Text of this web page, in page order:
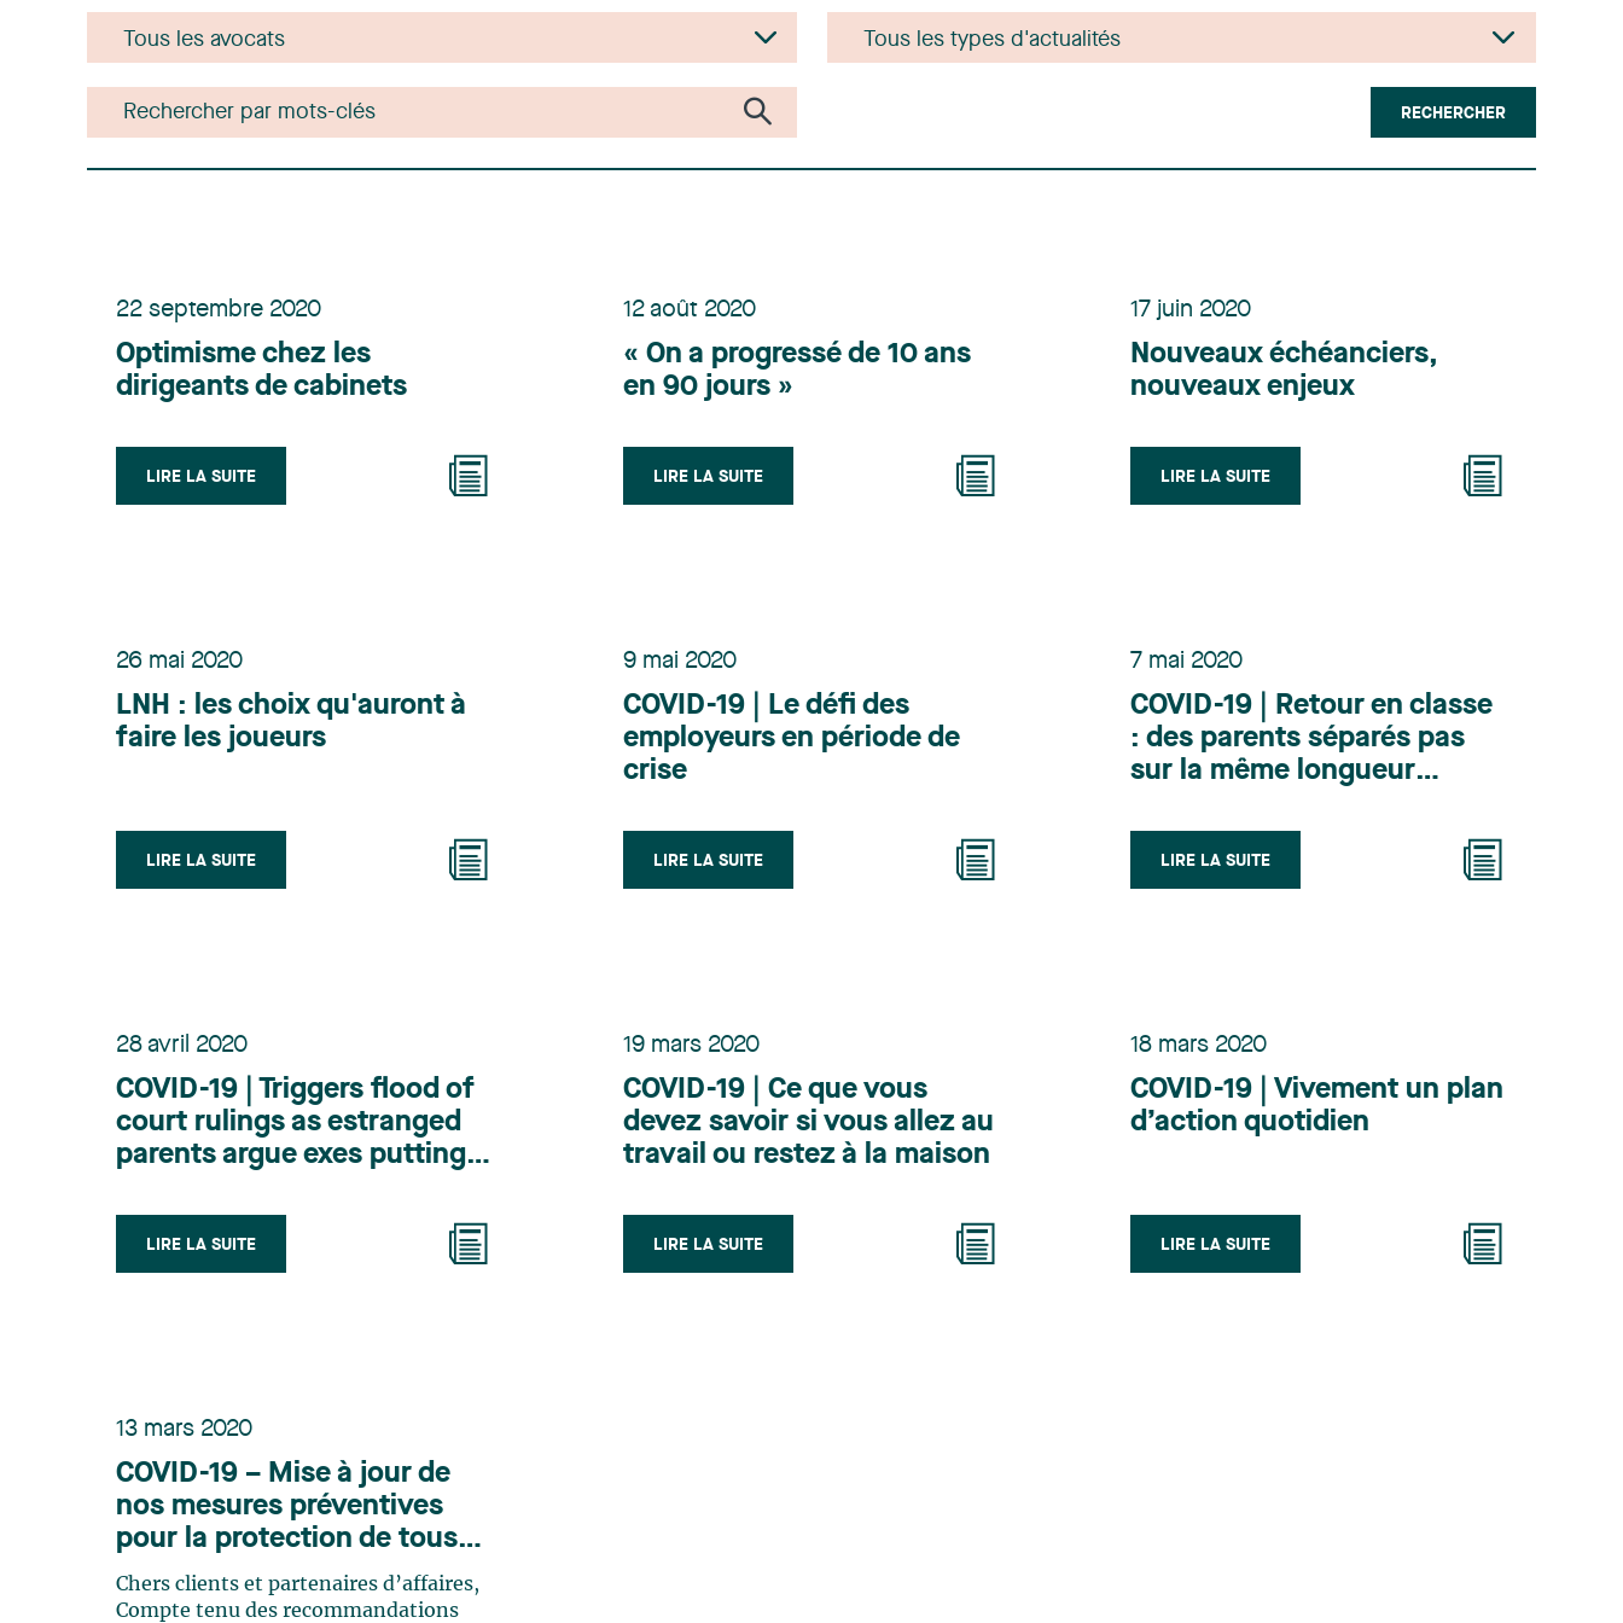
RECHERCHER
22 septembre 2020
Optimisme chez les
dirigeants de cabinets
LIRE LA SUITE
12 août 2020
« On a progressé de 10 ans
en 90 jours »
LIRE LA SUITE
17 juin 2020
Nouveaux échéanciers,
nouveaux enjeux
LIRE LA SUITE
26 mai 2020
LNH : les choix qu'auront à
faire les joueurs
LIRE LA SUITE
9 mai 2020
COVID-19 | Le défi des
employeurs en période de
crise
LIRE LA SUITE
7 mai 2020
COVID-19 | Retour en classe
: des parents séparés pas
sur la même longueur
LIRE LA SUITE
28 avril 2020
COVID-19 | Triggers flood of
court rulings as estranged
parents argue exes putting
(anglais seulement)
LIRE LA SUITE
19 mars 2020
COVID-19 | Ce que vous
devez savoir si vous allez au
travail ou restez à la maison
LIRE LA SUITE
18 mars 2020
COVID-19 | Vivement un plan
d’action quotidien
LIRE LA SUITE
13 mars 2020
COVID-19 – Mise à jour de
nos mesures préventives
pour la protection de tous
les membres de Lavery, de
nos clients et partenaires
Chers clients et partenaires d’affaires,
Compte tenu des recommandations